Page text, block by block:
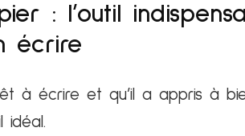
: l’outil
écrire
à écrire et qu’il a appris à
idéal.